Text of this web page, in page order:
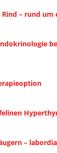
– rund um
–